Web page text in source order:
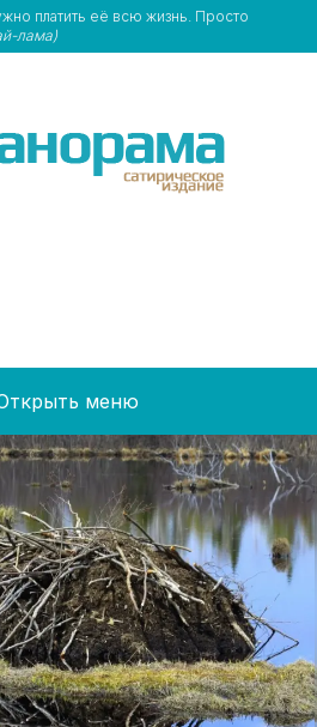
платить её всю жизнь. Просто
лама)
меню